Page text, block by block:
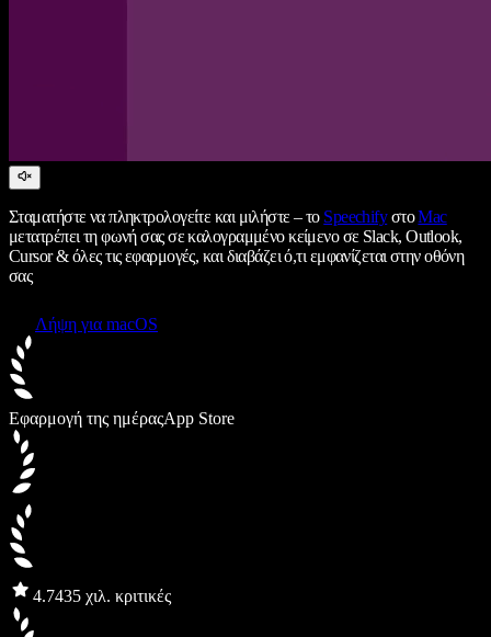
Σταματήστε να πληκτρολογείτε και μιλήστε – το SpeechifyστοMac
μετατρέπει τη φωνή σας σε καλογραμμένο κείμενο σε Slack, Outlook,
Cursor & όλες τις εφαρμογές, και διαβάζει ό,τι εμφανίζεται στην οθόνη
σας
Λήψη για macOS
Εφαρμογή της ημέραςApp Store
4.7435 χιλ. κριτικές